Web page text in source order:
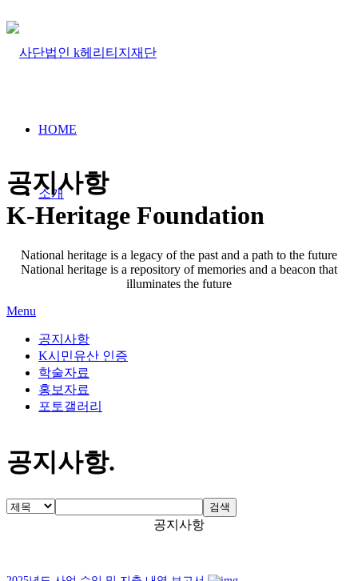
HOME
소개
공지사항
K-Heritage Foundation
National heritage is a legacy of the past and a path to the future
National heritage is a repository of memories and a beacon that
illuminates the future
Menu
공지사항
K시민유산 인증
학술자료
홍보자료
포토갤러리
공지사항.
검색
공지사항